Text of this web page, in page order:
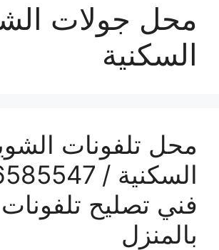
محل جولات
السكنية
محل تلفونات
فني تصليح تلفونات
بالمنزل